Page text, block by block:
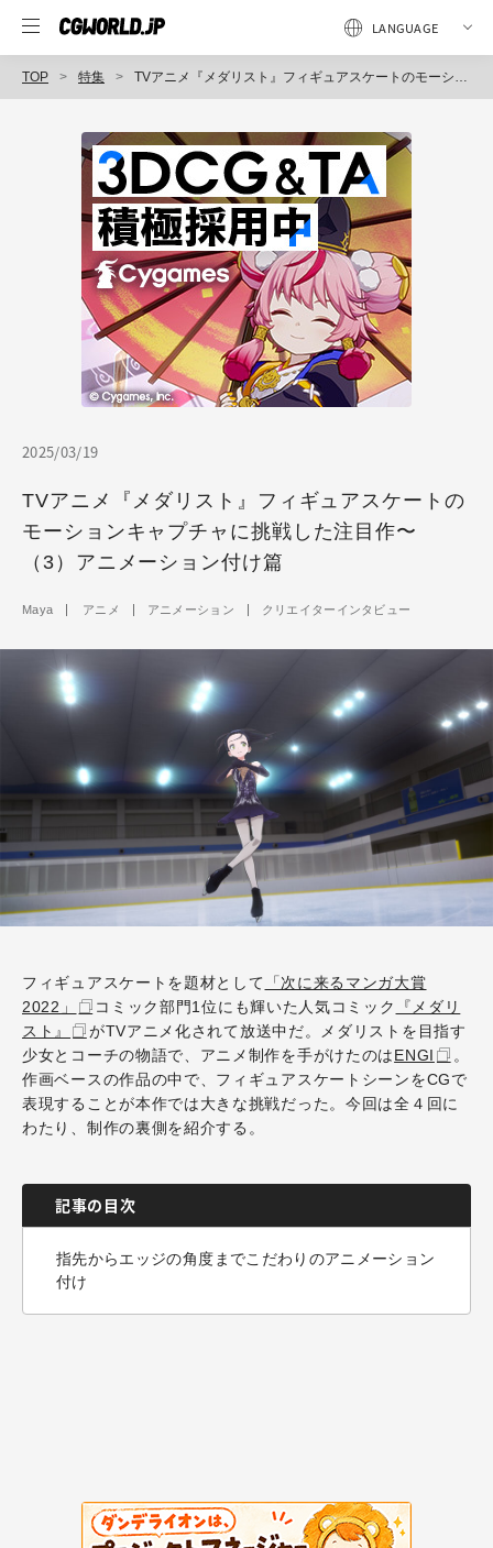
TOP 特集 TVアニメ『メダリスト』フィギュアスケートのモーションキャプチャに挑戦した注目作〜 （3）アニメーション付け篇
2025/03/19
TVアニメ『メダリスト』フィギュアスケートの
モーションキャプチャに挑戦した注目作〜
（3）アニメーション付け篇
Maya アニメ アニメーション クリエイターインタビュー
フィギュアスケートを題材として 「次に来るマンガ大賞
2022」
コミック部門1位にも輝いた人気コミック
『メダリ
スト』
がTVアニメ化されて放送中だ。メダリストを目指す
少女とコーチの物語で、アニメ制作を手がけたのはENGI
。
作画ベースの作品の中で、フィギュアスケートシーンをCGで
表現することが本作では大きな挑戦だった。今回は全４回に
わたり、制作の裏側を紹介する。
記事の目次
指先からエッジの角度までこだわりのアニメーション
付け